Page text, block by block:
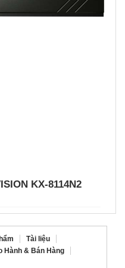
KX-8114N2
Tài liệu
Hành & Bán Hàng